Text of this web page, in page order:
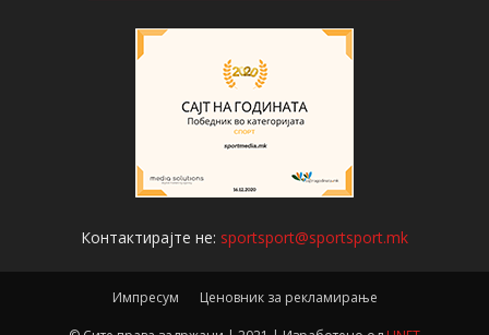
Контактирајте не: sportsport@sportsport.mk
Импресум Ценовник за рекламирање